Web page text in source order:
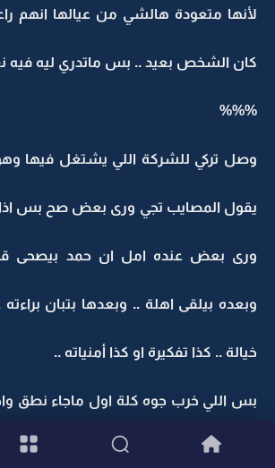
لأنها متعودة هالشي من عيالها انهم
كان الشخص بعيد .. بس ماتدري ليه فيه
%%%
وصل تركي للشركة اللي يشتغل فيها
يقول المصايب تجي ورى بعض صح بس اذا
ورى بعض عنده امل ان حمد بيصحى
وبعده بيلقى اهلة .. وبعدها بتبان براءته
خيالة .. كذا تفكيرة او كذا أمنياته ..
بس اللي خرب جوه كلة اول ماجاء نطق
له بهالكلام ...